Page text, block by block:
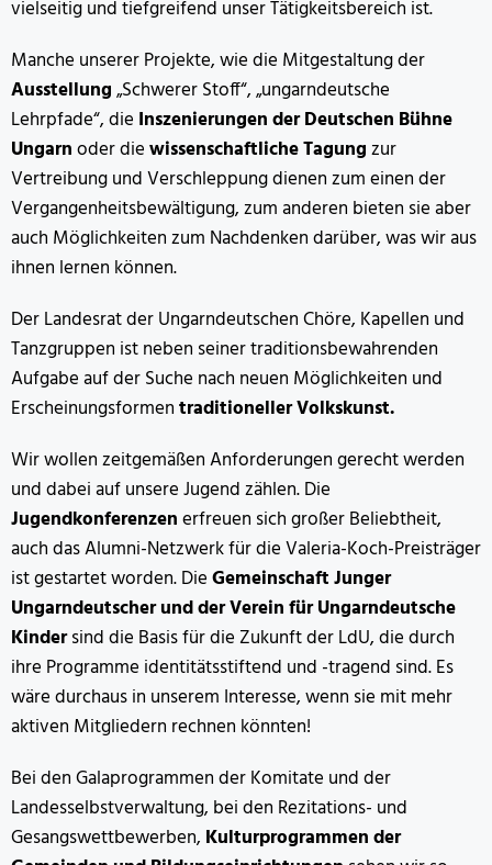
vielseitig und tiefgreifend unser Tätigkeitsbereich ist.
Manche unserer Projekte, wie die Mitgestaltung der
Ausstellung„Schwerer Stoff“, „ungarndeutsche
Lehrpfade“, die Inszenierungen der Deutschen Bühne
Ungarnoder diewissenschaftliche Tagungzur
Vertreibung und Verschleppung dienen zum einen der
Vergangenheitsbewältigung, zum anderen bieten sie aber
auch Möglichkeiten zum Nachdenken darüber, was wir aus
ihnen lernen können.
Der Landesrat der Ungarndeutschen Chöre, Kapellen und
Tanzgruppen ist neben seiner traditionsbewahrenden
Aufgabe auf der Suche nach neuen Möglichkeiten und
Erscheinungsformentraditioneller Volkskunst.
Wir wollen zeitgemäßen Anforderungen gerecht werden
und dabei auf unsere Jugend zählen. Die
Jugendkonferenzenerfreuen sich großer Beliebtheit,
auch das Alumni-Netzwerk für die Valeria-Koch-Preisträger
ist gestartet worden. DieGemeinschaft Junger
Ungarndeutscher und der Verein für Ungarndeutsche
Kindersind die Basis für die Zukunft der LdU, die durch
ihre Programme identitätsstiftend und -tragend sind. Es
wäre durchaus in unserem Interesse, wenn sie mit mehr
aktiven Mitgliedern rechnen könnten!
Bei den Galaprogrammen der Komitate und der
Landesselbstverwaltung, bei den Rezitations- und
Gesangswettbewerben, Kulturprogrammen der